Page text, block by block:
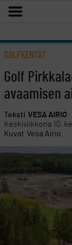
GOLFKENTÄT
Golf
avaamisen
Teksti VESA AIRIO
Keskiviikkona 10.
Kuvat Vesa Airio